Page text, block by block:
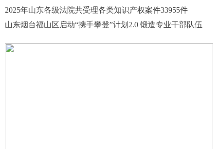
2025年山东各级法院共受理各类知识产权案件33955件
山东烟台福山区启动“携手攀登”计划2.0 锻造专业干部队伍